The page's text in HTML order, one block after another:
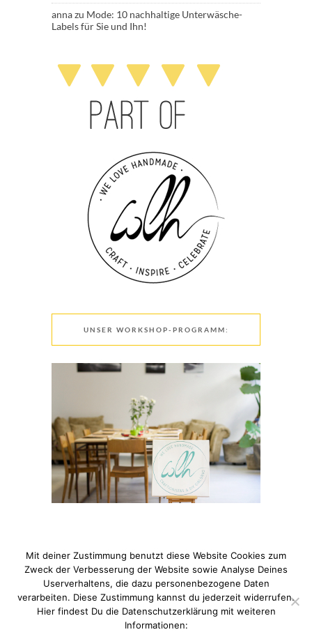
annazu Mode: 10 nachhaltige Unterwäsche-
Labels für Sie und Ihn!
UNSER WORKSHOP-PROGRAMM:
© 2021 Pixi mit Milch. All Rights Reserved. Du hast Fragen
zum Thema Datenschutz? Hier findest du meine
Mit deiner Zustimmung benutzt diese Website Cookies zum
Zweck der Verbesserung der Website sowie Analyse Deines
Userverhaltens, die dazu personenbezogene Daten
verarbeiten. Diese Zustimmung kannst du jederzeit widerrufen.
Hier findest Du die Datenschutzerklärung mit weiteren
Informationen: